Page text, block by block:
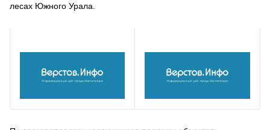
лесах Южного Урала.